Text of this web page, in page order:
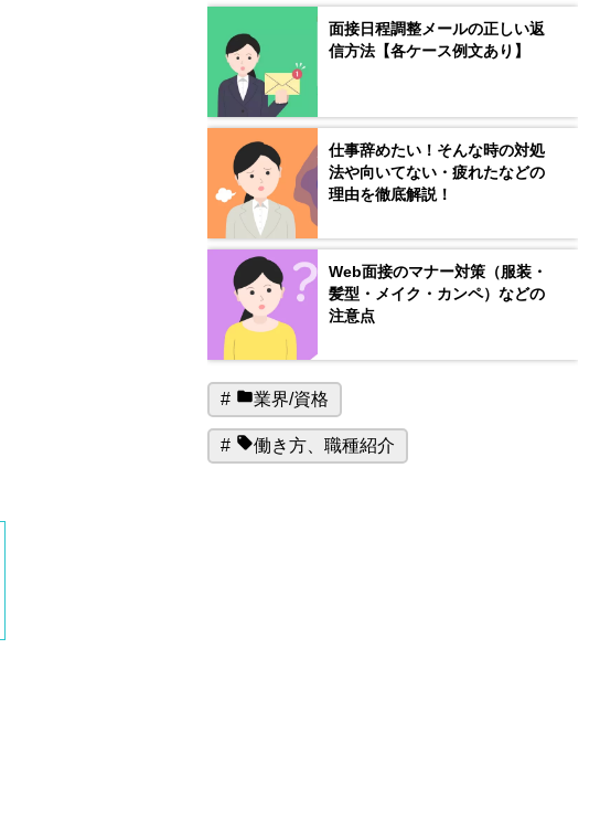
面接日程調整メールの正しい返
信方法【各ケース例文あり】
仕事辞めたい！そんな時の対処
法や向いてない・疲れたなどの
理由を徹底解説！
Web面接のマナー対策（服装・
髪型・メイク・カンペ）などの
注意点
カ
テ
ゴ
業界/資格
タ
働き方、 職種紹介